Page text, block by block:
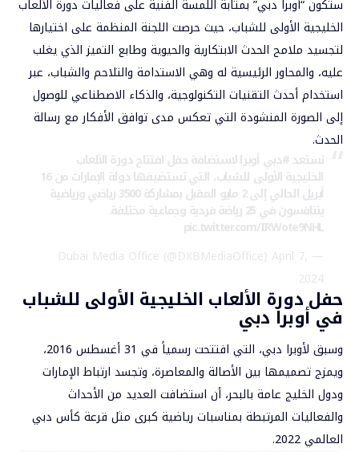
ستكون “أوبرا دبي” بمثابة اللمسة الفنية على فعاليات دورة الألعاب
الخليجية الأولى للشباب، حيث حرصت اللجنة المنظمة على اختيارها
لتجسيد ملامح الحدث الابتكارية والحيوية وطابع التميز الذي يغلب
عليه، والمحاور الرئيسية له وهي الاستدامة والتلاحم والشباب، عبر
استخدام أحدث التقنيات التكنولوجية، والذكاء الاصطناعي للوصول
إلى الصورة المنشودة التي تعكس مدى توافق الأفكار مع رسالة
الحدث.
تستعد#دبي أوبرا لاستضافة حفل افتتاح دورة الألعاب
الخليجية الأولى للشباب، التي تستضيفها دولة الإمارات من 16
أبريل الحالي إلى 2 مايو المقبل بمشاركة 3500 رياضي ورياضية
يتنافسون في 25 رياضة فردية وجماعية مختلفة.
pic.twitter.com/IRWote9NHL
— Dubai Media Office (@DXBMediaOffice)
April 7,
2024
حفل دورة الألعاب الخليجية الأولى للشباب
في أوبرا دبي
وسبق لأوبرا دبي، التي افتتحت رسمياً في 31 أغسطس 2016،
ويمزج تصميمها بين الأصالة والمعاصرة، وتجسد ارتباط الإمارات
ودول الخليج عامة بالبحر، أن استضافت العديد من الأحداث
والفعاليات المرتبطة بمناسبات رياضية كبرى مثل قرعة كأس دبي
العالمي 2022.